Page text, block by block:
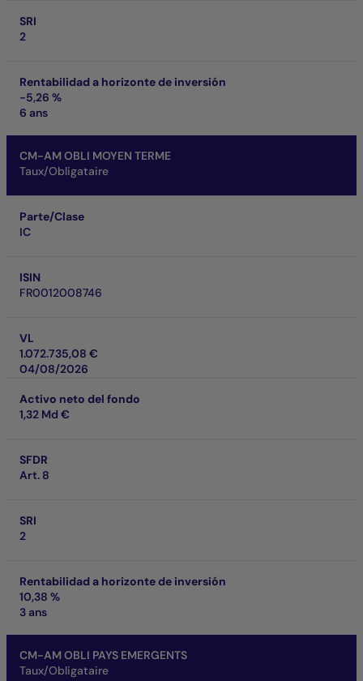
SRI
2
Rentabilidad a horizonte de inversión
-5,26 %
6 ans
CM-AM OBLI MOYEN TERME
Taux/Obligataire
Parte/Clase
IC
ISIN
FR0012008746
VL
1.072.735,08 €
04/08/2026
Activo neto del fondo
1,32 Md €
SFDR
Art. 8
SRI
2
Rentabilidad a horizonte de inversión
10,38 %
3 ans
CM-AM OBLI PAYS EMERGENTS
Taux/Obligataire